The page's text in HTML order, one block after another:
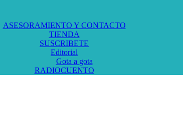
ASESORAMIENTO Y CONTACTO
TIENDA
SUSCRIBETE
Editorial
Gota a gota
RADIOCUENTO